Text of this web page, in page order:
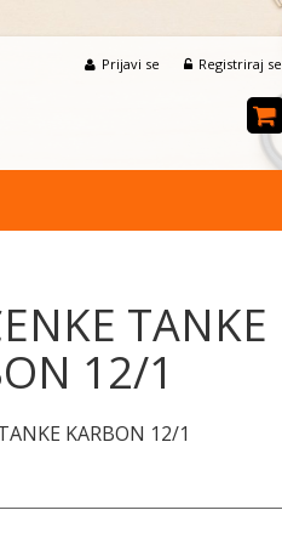
Prijavi se Registriraj se
TANKE
12/1
KARBON 12/1